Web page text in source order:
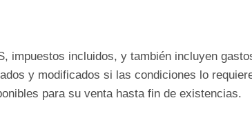
impuestos incluidos, y también incluyen
y modificados si las condiciones lo
para su venta hasta fin de existencias.